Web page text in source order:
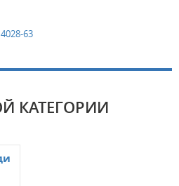
63
КАТЕГОРИИ